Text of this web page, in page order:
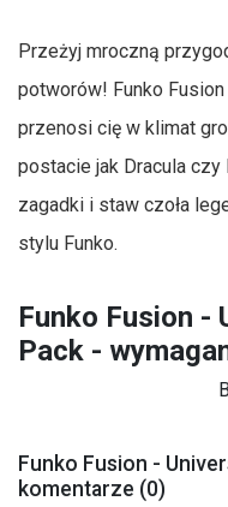
Przeżyj mroczną
potworów! Funko
przenosi cię w klimat
postacie jak Dracula
zagadki i staw czoła
stylu Funko.
Funko Fusion -
Pack -
Funko Fusion -
komentarze (0)